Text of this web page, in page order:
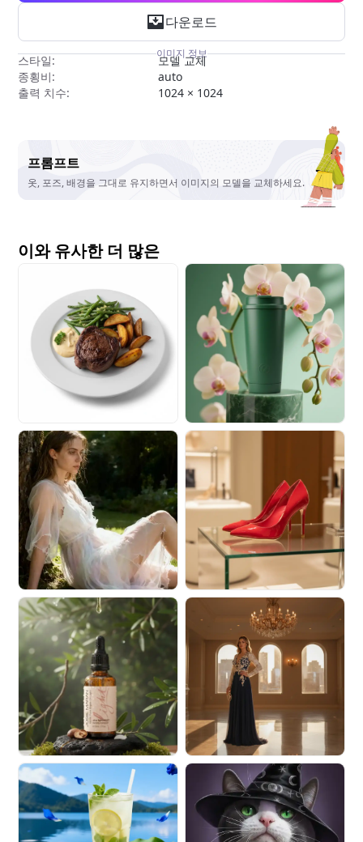
다운로드
이미지 정보
스타일:
모델 교체
종횡비:
auto
출력 치수:
1024 × 1024
프롬프트
옷, 포즈, 배경을 그대로 유지하면서 이미지의 모델을 교체하세요.
이와 유사한 더 많은